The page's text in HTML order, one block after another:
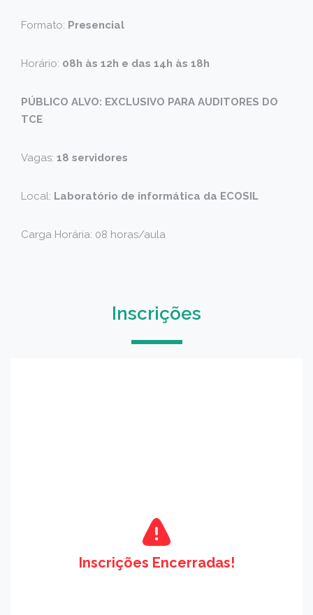
Formato: Presencial
Horário: 08h às 12h e das 14h às 18h
PÚBLICO ALVO: EXCLUSIVO PARA AUDITORES DO
TCE
Vagas: 18 servidores
Local: Laboratório de informática da ECOSIL
Carga Horária: 08 horas/aula
Inscrições
Inscrições Encerradas!